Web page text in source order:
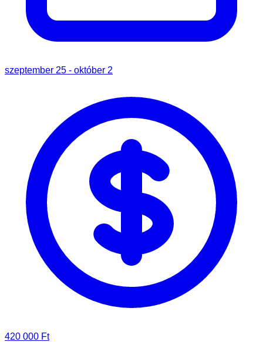
szeptember 25 - október 2
420 000 Ft